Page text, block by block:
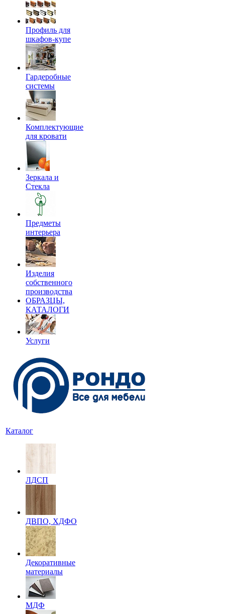
Профиль для
шкафов-купе
Гардеробные
системы
Комплектующие
для кровати
Зеркала и
Стекла
Предметы
интерьера
Изделия
собственного
производства
ОБРАЗЦЫ,
КАТАЛОГИ
Услуги
Каталог
ЛДСП
ДВПО, ХДФО
Декоративные
материалы
МДФ